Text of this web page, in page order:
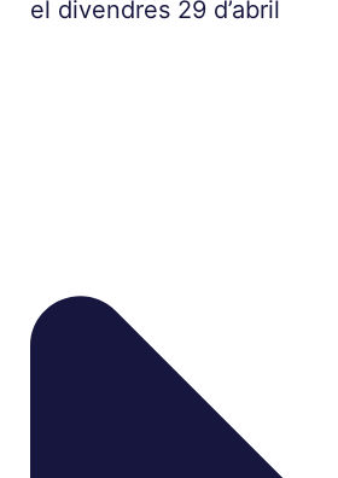
el divendres 29 d’abril